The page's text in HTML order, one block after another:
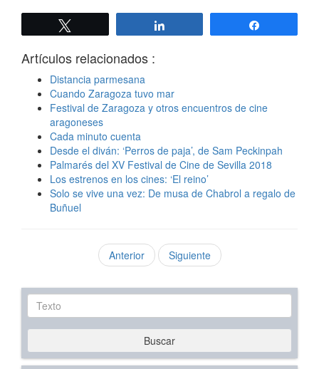
Artículos relacionados :
Distancia parmesana
Cuando Zaragoza tuvo mar
Festival de Zaragoza y otros encuentros de cine
aragoneses
Cada minuto cuenta
Desde el diván: ‘Perros de paja’, de Sam Peckinpah
Palmarés del XV Festival de Cine de Sevilla 2018
Los estrenos en los cines: ‘El reino’
Solo se vive una vez: De musa de Chabrol a regalo de
Buñuel
Anterior Siguiente
Texto
Buscar